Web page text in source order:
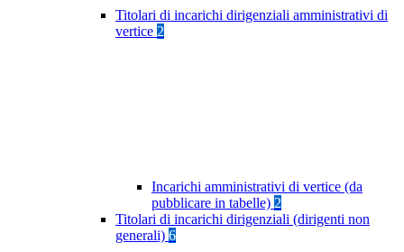
Titolari di incarichi dirigenziali amministrativi di
vertice 2
Incarichi amministrativi di vertice (da
pubblicare in tabelle) 2
Titolari di incarichi dirigenziali (dirigenti non
generali) 6